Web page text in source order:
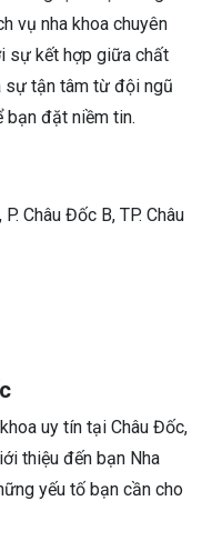
vụ nha khoa chuyên
sự kết hợp giữa chất
sự tận tâm từ đội ngũ
bạn đặt niềm tin.
Châu Đốc B, TP. Châu
uy tín tại Châu Đốc,
thiệu đến bạn Nha
yếu tố bạn cần cho